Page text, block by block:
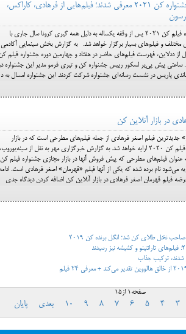
فیلم‌های تمامی بخش‌های جشنواره کن 2021 معرفی شدند؛ فیلم‌هایی از فرهادی، کاراکس،
جشنواره فیلم کن 2021 پس از وقفه یکساله به دلیل همه گیری کرونا سال جاری با
و فیلم‌های بسیار برگزار خواهد شد. به گزارش بخش سینمایی آکادمی
از ددلاین، فهرست فیلم‌های حاضر در هفتاد و چهارمین دوره جشنواره فیلم
ساعتی پیش پی‌یر لسکور رییس جشنواره کن و تیری فرمو مدیر این جشنواره
پاریس در نشست رسانه‌ای جشنواره شرکت کردند. این جشنواره امسال به د
در بازار آنلاین کن
جدیدترین فیلم اصغر فرهادی از جمله فیلم‌های مطرحی است که در بازار
جشنواره فیلم کن ۲۰۲۰ ارایه خواهد شد. به گزارش خبرگزاری مهر به نقل از
به عنوان فیلم‌های مطرحی که پیش فروش آنها در بازار مجازی جشنواره فیلم کن
می‌شود نام برده شده که یکی از آنها فیلم «قهرمان» اصغر فرهادی است.
فیلم قهرمان اصغر فرهادی در بازار آنلاین کن اضافه کردن دیدگاه جدی
نخل طلای کن شد؛ انگل برنده کن 2019
صفحه1 از15
3
4
5
6
7
8
9
10 بعدی پایان